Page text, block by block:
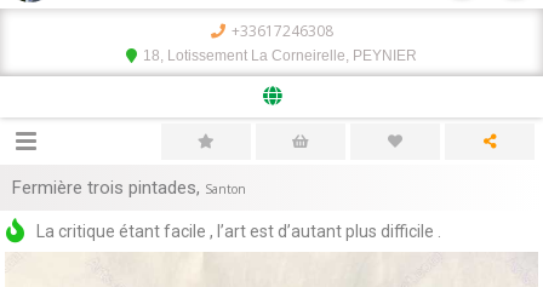
+33617246308
18, Lotissement La Corneirelle, PEYNIER
Fermière trois pintades, Santon
La critique étant facile , l’art est d’autant plus difficile .